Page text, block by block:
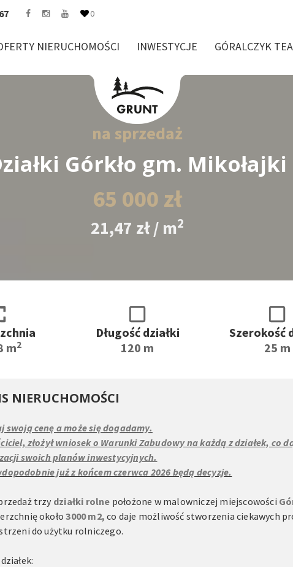
0
NIERUCHOMOŚCI INWESTYCJE GÓRALCZYK
na sprzedaż
Górkło gm. Mikołajki
65 000 zł
21,47 zł / m2
m2
Długość działki
120 m
Szerokość
25 m
NIERUCHOMOŚCI
swoją cenę a może się dogadamy.
złożył wniosek o Warunki Zabudowy na każdą z działek,
swoich planów inwestycyjnych.
już z końcem czerwca 2026 będą decyzje.
trzy działki rolne położone w malowniczej miejscowości
około3000 m2, co daje możliwość stworzenia ciekawych
do użytku rolniczego.